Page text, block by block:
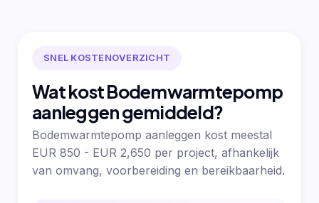
SNEL KOSTENOVERZICHT
Wat kost Bodemwarmtepomp
aanleggen gemiddeld?
Bodemwarmtepomp aanleggen kost meestal
EUR 850 - EUR 2,650 per project, afhankelijk
van omvang, voorbereiding en bereikbaarheid.